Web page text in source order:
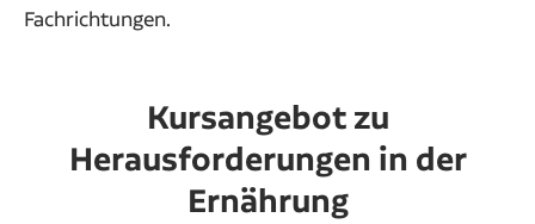
Fachrichtungen.
Kursangebot zu
Herausforderungen in der
Ernährung